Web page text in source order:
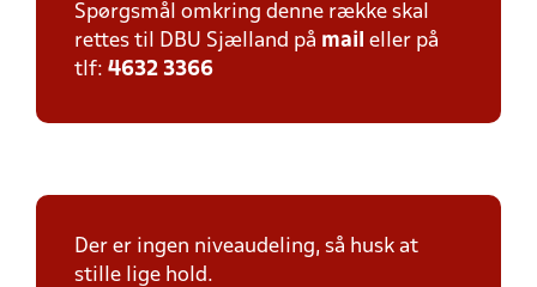
Spørgsmål omkring denne række skal
rettes til DBU Sjælland på mail eller på
tlf: 4632 3366
Der er ingen niveaudeling, så husk at
stille lige hold.